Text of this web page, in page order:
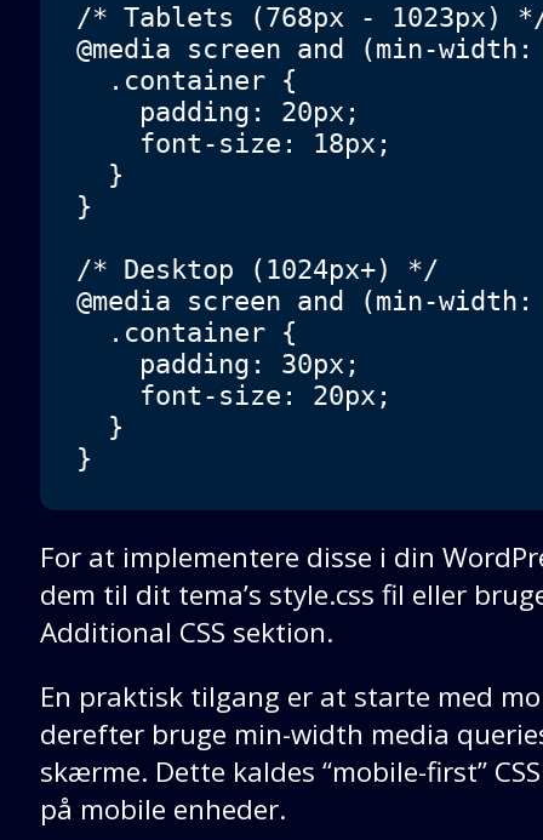
/* Tablets (768px - 1023px)
@media screen and (min-
  .container {
    padding: 20px;
    font-size: 18px;
  }
}
/* Desktop (1024px+) */
@media screen and (min-
  .container {
    padding: 30px;
    font-size: 20px;
  }
}
For at implementere disse i din
dem til dit tema’s style.css fil eller
Additional CSS sektion.
En praktisk tilgang er at starte med
derefter bruge min-width media
skærme. Dette kaldes “mobile-first”
på mobile enheder.